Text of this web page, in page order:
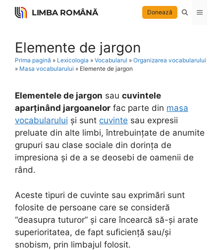
Skip
LIMBA ROMÂNĂ Donează Menu
Elemente de jargon
Prima pagină » Lexicologia » Vocabularul » Organizarea vocabularului
» Masa vocabularului » Elemente de jargon
Elementele de jargon sau cuvintele
aparținând jargoanelor fac parte din masa
vocabularului și sunt cuvinte sau expresii
preluate din alte limbi, întrebuințate de anumite
grupuri sau clase sociale din dorința de
impresiona și de a se deosebi de oamenii de
rând.
Aceste tipuri de cuvinte sau exprimări sunt
folosite de persoane care se consideră
“deasupra tuturor” și care încearcă să-și arate
superioritatea, de fapt suficiență sau/și
snobism, prin limbajul folosit.